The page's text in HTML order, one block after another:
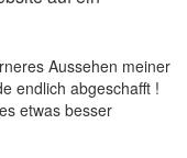
Aussehen meiner
endlich abgeschafft !
etwas besser